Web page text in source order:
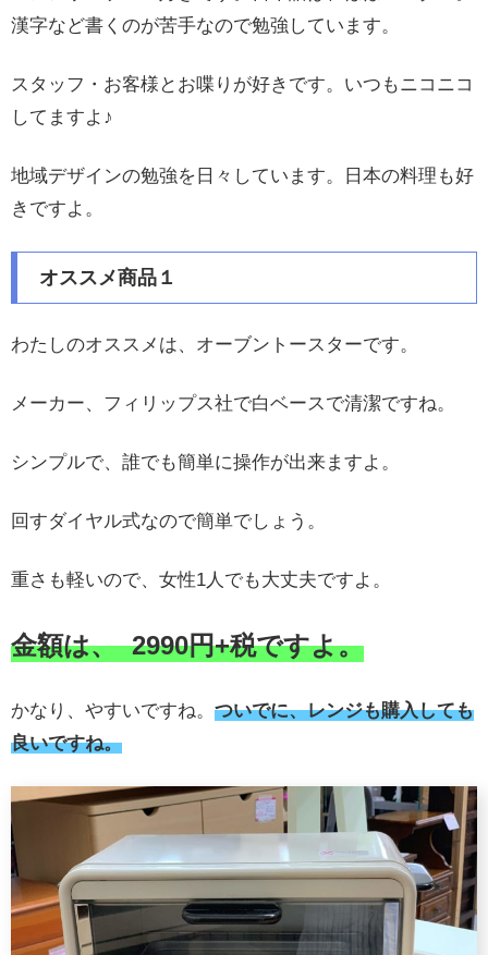
漢字など書くのが苦手なので勉強しています。
スタッフ・お客様とお喋りが好きです。いつもニコニコ
してますよ♪
地域デザインの勉強を日々しています。日本の料理も好
きですよ。
オススメ商品１
わたしのオススメは、オーブントースターです。
メーカー、フィリップス社で白ベースで清潔ですね。
シンプルで、誰でも簡単に操作が出来ますよ。
回すダイヤル式なので簡単でしょう。
重さも軽いので、女性1人でも大丈夫ですよ。
金額は、2990円+税ですよ。
かなり、やすいですね。 ついでに、レンジも購入しても
良いですね。